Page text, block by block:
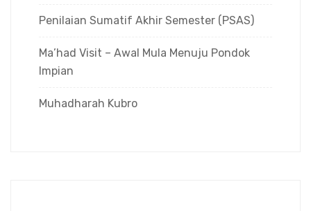
Penilaian Sumatif Akhir Semester (PSAS)
Ma’had Visit – Awal Mula Menuju Pondok
Impian
Muhadharah Kubro